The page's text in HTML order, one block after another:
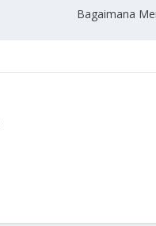
Bagaimana